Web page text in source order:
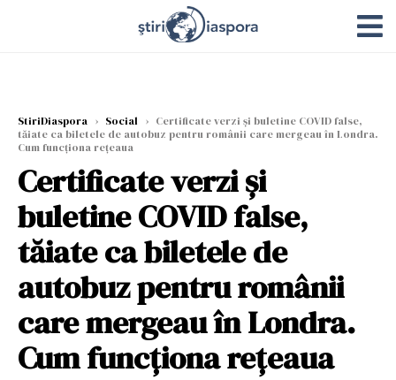
StiriDiaspora › Social › Certificate verzi şi buletine COVID false,
tăiate ca biletele de autobuz pentru românii care mergeau în Londra.
Cum funcţiona reţeaua
Certificate verzi şi
buletine COVID false,
tăiate ca biletele de
autobuz pentru românii
care mergeau în Londra.
Cum funcţiona reţeaua